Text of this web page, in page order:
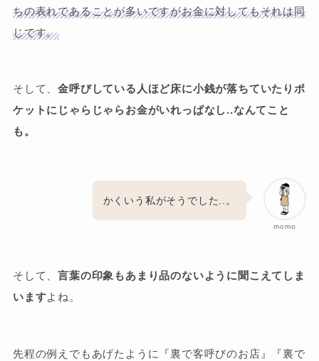
ちの表れであることが多いですがお金に対してもそれは同
じです。
そして、金呼びしている人ほど床に小銭が落ちていたりポ
ケットにじゃらじゃらお金がいれっぱなし..なんてこと
も。
momo
かくいう私がそうでした..。
そして、言葉の印象もあまり品のないように聞こえてしま
いますよね。
先程の例えでもあげたように『裏で客呼びのお店』『裏で